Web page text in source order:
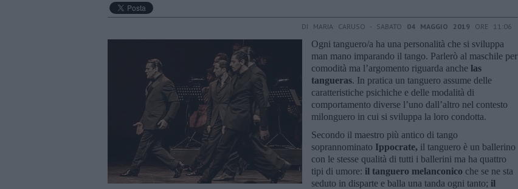
DI MARIA CARUSO - SABATO 04 MAGGIO 2019 ORE 11:06
Ogni tanguero/a ha una personalità che si sviluppa
man mano imparando il tango. Parlerò al maschile per
comodità ma l’argomento riguarda anche las
tangueras. In pratica un tanguero assume delle
caratteristiche psichiche e delle modalità di
comportamento diverse l’uno dall’altro nel contesto
milonguero in cui si sviluppa la loro condotta.
Secondo il maestro più antico di tango
soprannominato Ippocrate, il tanguero è un ballerino
con le stesse qualità di tutti i ballerini ma ha quattro
tipi di umore: il tanguero melanconico che se ne sta
seduto in disparte e balla una tanda ogni tanto; il